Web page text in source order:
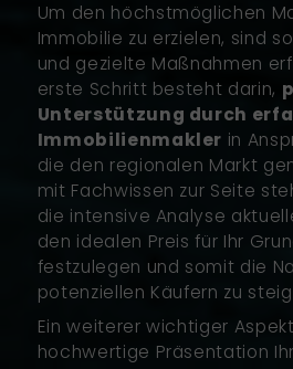
Um den höchstmöglichen
Immobilie zu erzielen, sind
und gezielte Maßnahmen
erste Schritt besteht darin,
Unterstützung durch
Immobilienmakler in
die den regionalen Markt
mit Fachwissen zur Seite
die intensive Analyse
den idealen Preis für Ihr
festzulegen und somit die
potenziellen Käufern zu
Ein weiterer wichtiger
hochwertige Präsentation